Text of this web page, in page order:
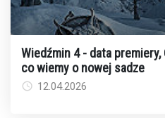
Wiedźmin 4 - data
co wiemy o nowej sadze
12.04.2026